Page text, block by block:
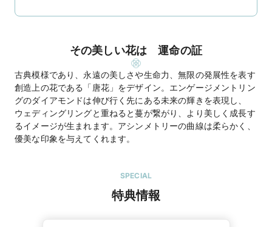
その美しい花は 運命の証
古典模様であり、永遠の美しさや生命力、無限の発展性を表す
創造上の花である「唐花」をデザイン。エンゲージメントリン
グのダイアモンドは伸び行く先にある未来の輝きを表現し、
ウェディングリングと重ねると蔓が繋がり、より美しく成長す
るイメージが生まれます。アシンメトリーの曲線は柔らかく、
優美な印象を与えてくれます。
SPECIAL
特典情報